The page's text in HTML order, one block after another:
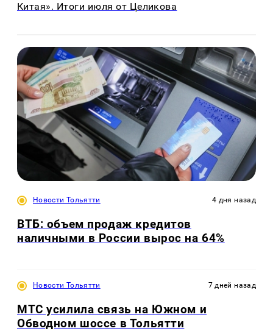
Китая». Итоги июля от Целикова
Новости Тольятти 4 дня назад
ВТБ: объем продаж кредитов
наличными в России вырос на 64%
Новости Тольятти 7 дней назад
МТС усилила связь на Южном и
Обводном шоссе в Тольятти